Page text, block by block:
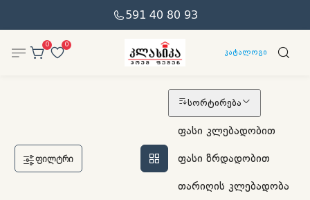
591 40 80 93
0 0
კატალოგი
ᲤᲘᲚᲢᲠᲘ
სორტირება
ფასი კლებადობით
ფასი ზრდადობით
თარიღის კლებადობა